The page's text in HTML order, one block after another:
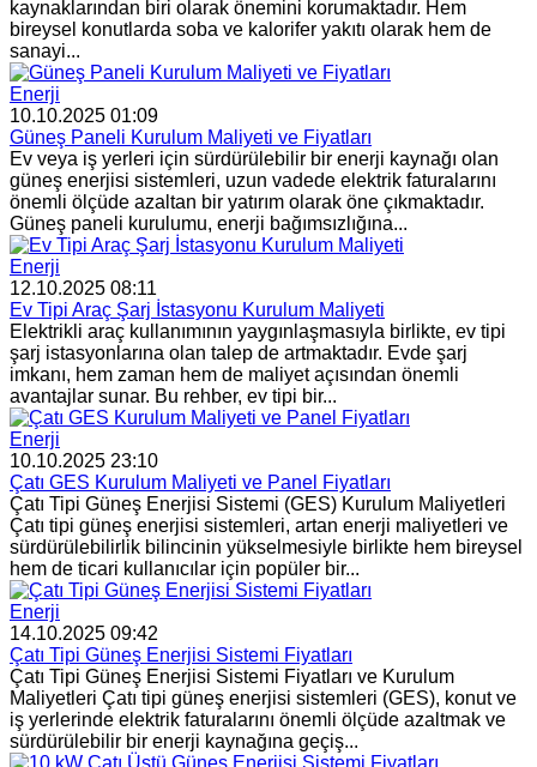
kaynaklarından biri olarak önemini korumaktadır. Hem
bireysel konutlarda soba ve kalorifer yakıtı olarak hem de
sanayi...
Enerji
10.10.2025 01:09
Güneş Paneli Kurulum Maliyeti ve Fiyatları
Ev veya iş yerleri için sürdürülebilir bir enerji kaynağı olan
güneş enerjisi sistemleri, uzun vadede elektrik faturalarını
önemli ölçüde azaltan bir yatırım olarak öne çıkmaktadır.
Güneş paneli kurulumu, enerji bağımsızlığına...
Enerji
12.10.2025 08:11
Ev Tipi Araç Şarj İstasyonu Kurulum Maliyeti
Elektrikli araç kullanımının yaygınlaşmasıyla birlikte, ev tipi
şarj istasyonlarına olan talep de artmaktadır. Evde şarj
imkanı, hem zaman hem de maliyet açısından önemli
avantajlar sunar. Bu rehber, ev tipi bir...
Enerji
10.10.2025 23:10
Çatı GES Kurulum Maliyeti ve Panel Fiyatları
Çatı Tipi Güneş Enerjisi Sistemi (GES) Kurulum Maliyetleri
Çatı tipi güneş enerjisi sistemleri, artan enerji maliyetleri ve
sürdürülebilirlik bilincinin yükselmesiyle birlikte hem bireysel
hem de ticari kullanıcılar için popüler bir...
Enerji
14.10.2025 09:42
Çatı Tipi Güneş Enerjisi Sistemi Fiyatları
Çatı Tipi Güneş Enerjisi Sistemi Fiyatları ve Kurulum
Maliyetleri Çatı tipi güneş enerjisi sistemleri (GES), konut ve
iş yerlerinde elektrik faturalarını önemli ölçüde azaltmak ve
sürdürülebilir bir enerji kaynağına geçiş...